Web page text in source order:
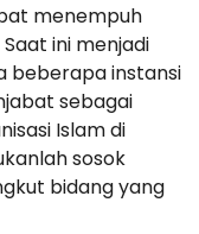
menempuh
ini menjadi
beberapa instansi
sebagai
Islam di
sosok
bidang yang